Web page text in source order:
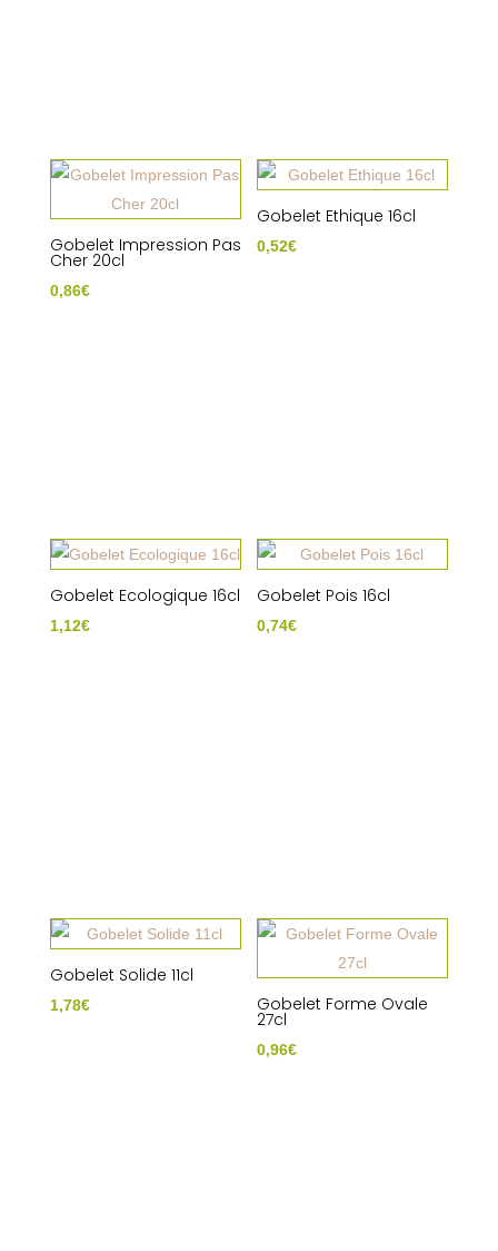
Gobelet Impression Pas
Cher 20cl
0,86€
Gobelet Ethique 16cl
0,52€
Gobelet Ecologique 16cl
1,12€
Gobelet Pois 16cl
0,74€
Gobelet Solide 11cl
1,78€ Gobelet Forme Ovale
27cl
0,96€